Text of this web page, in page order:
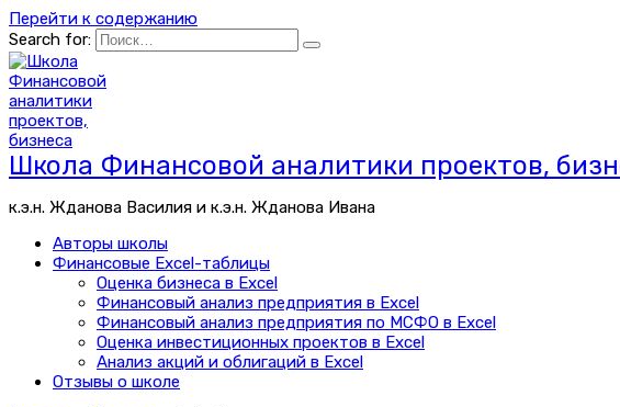
Перейти к содержанию
Search for:
Школа Финансовой аналитики проектов,
к.э.н. Жданова Василия и к.э.н. Жданова Ивана
Авторы школы
Финансовые Excel-таблицы
Оценка бизнеса в Excel
Финансовый анализ предприятия в Excel
Финансовый анализ предприятия по МСФО в Excel
Оценка инвестиционных проектов в Excel
Анализ акций и облигаций в Excel
Отзывы о школе